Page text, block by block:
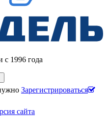
с 1996 года
Зарегистрироваться
сайта